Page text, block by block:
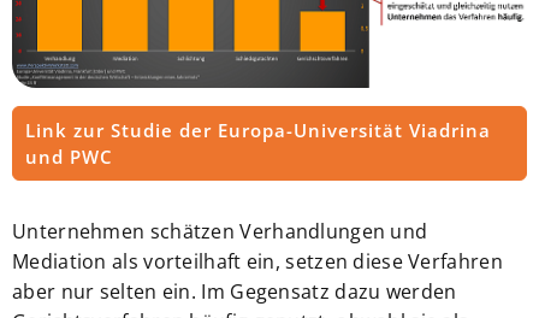
Link zur Studie der Europa-Universität Viadrina
und PWC
Unternehmen schätzen Verhandlungen und
Mediation als vorteilhaft ein, setzen diese Verfahren
aber nur selten ein. Im Gegensatz dazu werden